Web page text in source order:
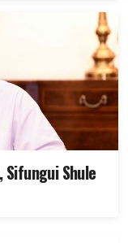
Sifungui Shule